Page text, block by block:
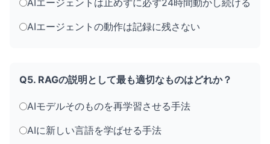
AIエージェントは止めずに必ず24時間動かし続ける
AIエージェントの動作は記録に残さない
Q5. RAGの説明として最も適切なものはどれか？
AIモデルそのものを再学習させる手法
AIに新しい言語を学ばせる手法